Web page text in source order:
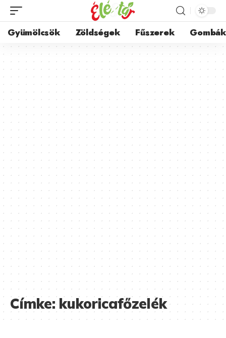
Gyümölcsök Zöldségek Fűszerek Gombák
Címke:kukoricafőzelék